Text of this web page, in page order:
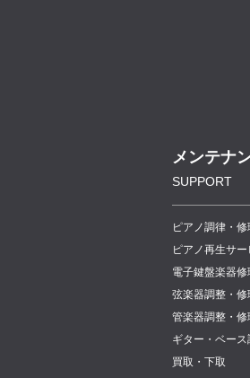
メンテナ
SUPPORT
ピアノ調律・修
ピアノ再生サー
電子鍵盤楽器修
弦楽器調整・修
管楽器調整・修
ギター・ベー
買取・下取